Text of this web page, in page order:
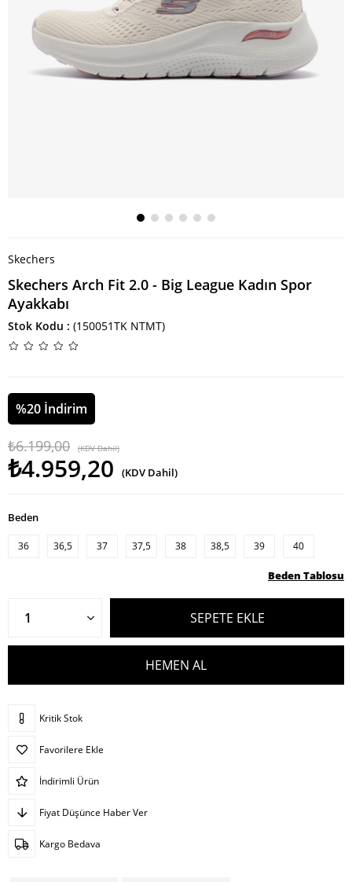
Skechers
Skechers Arch Fit 2.0 - Big League Kadın Spor
Ayakkabı
Stok Kodu (150051TK NTMT)
%20 İndirim
₺6.199,00 (KDV Dahil)
₺4.959,20 (KDV Dahil)
Beden
36 36,5 37 37,5 38 38,5 39 40
Beden Tablosu
Kritik Stok
Favorilere Ekle
İndirimli Ürün
Fiyat Düşünce Haber Ver
Kargo Bedava